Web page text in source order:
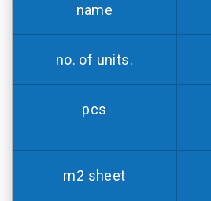
name
no. of units.
pcs
m2 sheet